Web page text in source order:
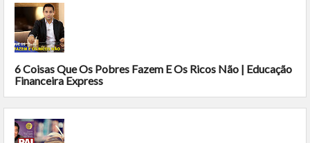
6 Coisas Que Os Pobres Fazem E Os Ricos Não | Educação
Financeira Express